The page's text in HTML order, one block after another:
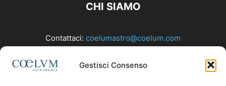
Gestisci Consenso
CHI SIAMO
Contattaci: coelumastro@coelum.com
SEGUICI